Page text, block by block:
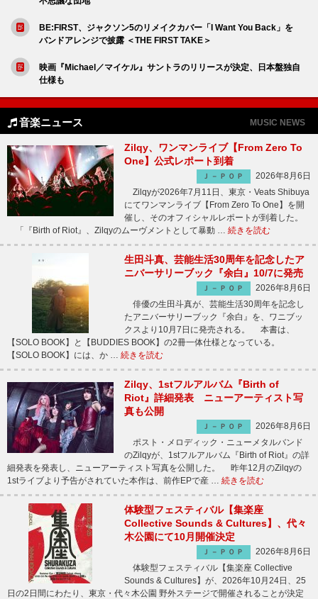
BE:FIRST、ジャクソン5のリメイクカバー「I Want You Back」を
バンドアレンジで披露 ＜THE FIRST TAKE＞
映画『Michael／マイケル』サントラのリリースが決定、日本盤独自
仕様も
音楽ニュース MUSIC NEWS
Zilqy、ワンマンライブ【From Zero To
One】公式レポート到着
Ｊ－ＰＯＰ
2026年8月6日
Zilqyが2026年7月11日、東京・Veats Shibuya
にてワンマンライブ【From Zero To One】を開
催し、そのオフィシャルレポートが到着した。
「『Birth of Riot』、Zilqyのムーヴメントとして暴動 … 続きを読む
生田斗真、芸能生活30周年を記念したア
ニバーサリーブック『余白』10/7に発売
Ｊ－ＰＯＰ
2026年8月6日
俳優の生田斗真が、芸能生活30周年を記念し
たアニバーサリーブック『余白』を、ワニブッ
クスより10月7日に発売される。 本書は、
【SOLO BOOK】と【BUDDIES BOOK】の2冊一体仕様となっている。
【SOLO BOOK】には、か … 続きを読む
Zilqy、1stフルアルバム『Birth of
Riot』詳細発表 ニューアーティスト写
真も公開
Ｊ－ＰＯＰ
2026年8月6日
ポスト・メロディック・ニューメタルバンド
のZilqyが、1stフルアルバム『Birth of Riot』の詳
細発表を発表し、ニューアーティスト写真を公開した。 昨年12月のZilqyの
1stライブより予告がされていた本作は、前作EPで産 … 続きを読む
体験型フェスティバル【集楽座
Collective Sounds & Cultures】、代々
木公園にて10月開催決定
Ｊ－ＰＯＰ
2026年8月6日
体験型フェスティバル【集楽座 Collective
Sounds & Cultures】が、2026年10月24日、25
日の2日間にわたり、東京・代々木公園 野外ステージで開催されることが決定